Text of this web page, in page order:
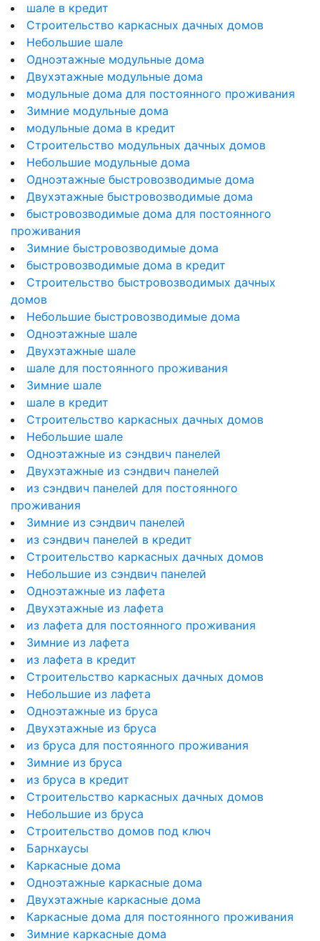
шале в кредит
Строительство каркасных дачных домов
Небольшие шале
Одноэтажные модульные дома
Двухэтажные модульные дома
модульные дома для постоянного проживания
Зимние модульные дома
модульные дома в кредит
Строительство модульных дачных домов
Небольшие модульные дома
Одноэтажные быстровозводимые дома
Двухэтажные быстровозводимые дома
быстровозводимые дома для постоянного
проживания
Зимние быстровозводимые дома
быстровозводимые дома в кредит
Строительство быстровозводимых дачных
домов
Небольшие быстровозводимые дома
Одноэтажные шале
Двухэтажные шале
шале для постоянного проживания
Зимние шале
шале в кредит
Строительство каркасных дачных домов
Небольшие шале
Одноэтажные из сэндвич панелей
Двухэтажные из сэндвич панелей
из сэндвич панелей для постоянного
проживания
Зимние из сэндвич панелей
из сэндвич панелей в кредит
Строительство каркасных дачных домов
Небольшие из сэндвич панелей
Одноэтажные из лафета
Двухэтажные из лафета
из лафета для постоянного проживания
Зимние из лафета
из лафета в кредит
Строительство каркасных дачных домов
Небольшие из лафета
Одноэтажные из бруса
Двухэтажные из бруса
из бруса для постоянного проживания
Зимние из бруса
из бруса в кредит
Строительство каркасных дачных домов
Небольшие из бруса
Строительство домов под ключ
Барнхаусы
Каркасные дома
Одноэтажные каркасные дома
Двухэтажные каркасные дома
Каркасные дома для постоянного проживания
Зимние каркасные дома